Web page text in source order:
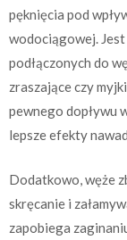
pęknięcia pod
wodociągowej.
podłączonych do
zraszające czy
pewnego dopływu
lepsze efekty
Dodatkowo, węże
skręcanie i
zapobiega